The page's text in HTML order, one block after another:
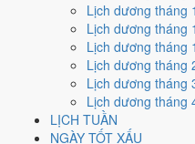
Lịch dương tháng
Lịch dương tháng
Lịch dương tháng
Lịch dương tháng
Lịch dương tháng
Lịch dương tháng
LỊCH TUẦN
NGÀY TỐT XẤU
(Đinh Mùi)
Ngày 22/4/2011 dương lịch
Đinh Mùi - Can sinh
Thiên Hà Thủy. Tổng hòa, đây là
cho các việc quan trọng.
Mão, Tỵ, Thân, Tuất, Hợi